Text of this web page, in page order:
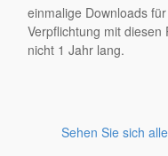
einmalige Downloads
Verpflichtung mit
nicht 1 Jahr lang.
Sehen Sie sich